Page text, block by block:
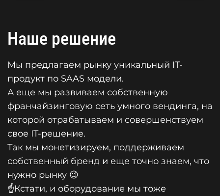
Наше решение
Мы предлагаем рынку уникальный IT-
продукт по SAAS модели.
А еще мы развиваем собственную
франчайзинговую сеть умного вендинга, на
которой отрабатываем и совершенствуем
свое IT-решение.
Так мы монетизируем, поддерживаем
собственный бренд и еще точно знаем, что
нужно рынку 😉
☝️Кстати, и оборудование мы тоже